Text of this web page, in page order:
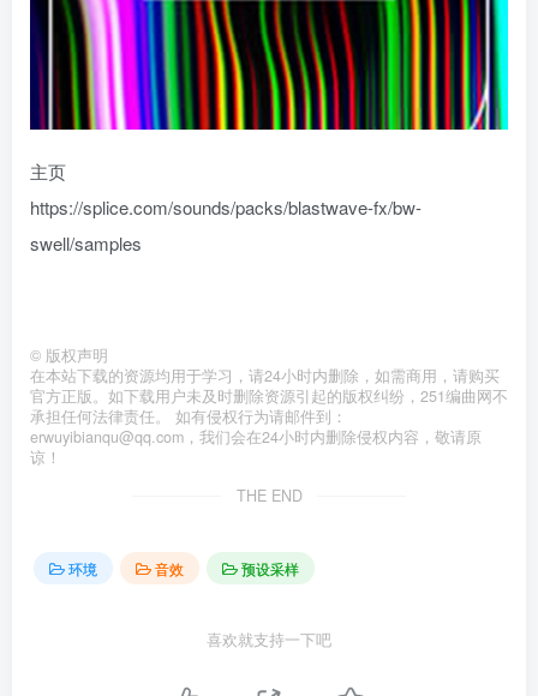
主页
https://splice.com/sounds/packs/blastwave-fx/bw-
swell/samples
© 版权声明
在本站下载的资源均用于学习，请24小时内删除，如需商用，请购买
官方正版。如下载用户未及时删除资源引起的版权纠纷，251编曲网不
承担任何法律责任。 如有侵权行为请邮件到：
erwuyibianqu@qq.com，我们会在24小时内删除侵权内容，敬请原
谅！
THE END
环境 音效 预设采样
喜欢就支持一下吧